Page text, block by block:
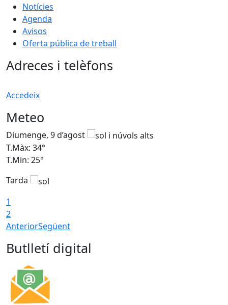
Notícies
Agenda
Avisos
Oferta pública de treball
Adreces i telèfons
Accedeix
Meteo
Diumenge, 9 d’agost
T.Màx: 34°
T.Min: 25°
Tarda
1
2
AnteriorSegüent
Butlletí digital